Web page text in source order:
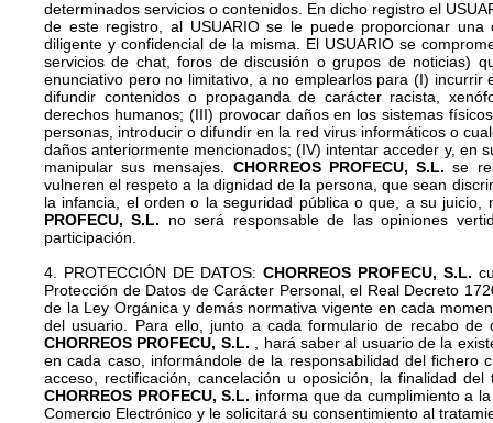
determinados servicios o contenidos. En dicho registro el
de este registro, al USUARIO se le puede proporcionar
diligente y confidencial de la misma. El USUARIO se
servicios de chat, foros de discusión o grupos de noticias)
enunciativo pero no limitativo, a no emplearlos para (I)
difundir contenidos o propaganda de carácter racista,
derechos humanos; (III) provocar daños en los sistemas
personas, introducir o difundir en la red virus informáticos o
daños anteriormente mencionados; (IV) intentar acceder y, en
manipular sus mensajes. CHORREOS PROFECU, S.L. se
vulneren el respeto a la dignidad de la persona, que sean
la infancia, el orden o la seguridad pública o que, a su
PROFECU, S.L. no será responsable de las opiniones
participación.
4. PROTECCIÓN DE DATOS: CHORREOS PROFECU, S.L.
Protección de Datos de Carácter Personal, el Real Decreto
de la Ley Orgánica y demás normativa vigente en cada
del usuario. Para ello, junto a cada formulario de recabo
CHORREOS PROFECU, S.L. , hará saber al usuario de la
en cada caso, informándole de la responsabilidad del fichero
acceso, rectificación, cancelación u oposición, la finalidad
CHORREOS PROFECU, S.L. informa que da cumplimiento a
Comercio Electrónico y le solicitará su consentimiento al